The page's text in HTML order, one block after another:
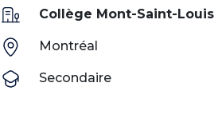
Collège Mont-Saint-Louis
Montréal
Secondaire